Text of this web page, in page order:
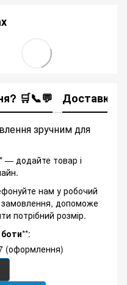
🛒📞💬 Доставка
зручним для
— додайте товар і
нам у робочий
допоможе
потрібний розмір.
**:
(оформлення)